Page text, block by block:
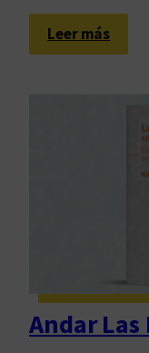
b
a
n
t
e
v
Leer más:
E
n
t
Andar Las